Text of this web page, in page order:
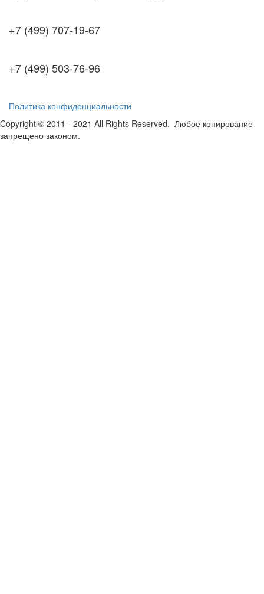
+7 (499) 707-19-67
+7 (499) 503-76-96
Политика конфиденциальности
Copyright © 2011 - 2021 All Rights Reserved. Любое копирование
запрещено законом.